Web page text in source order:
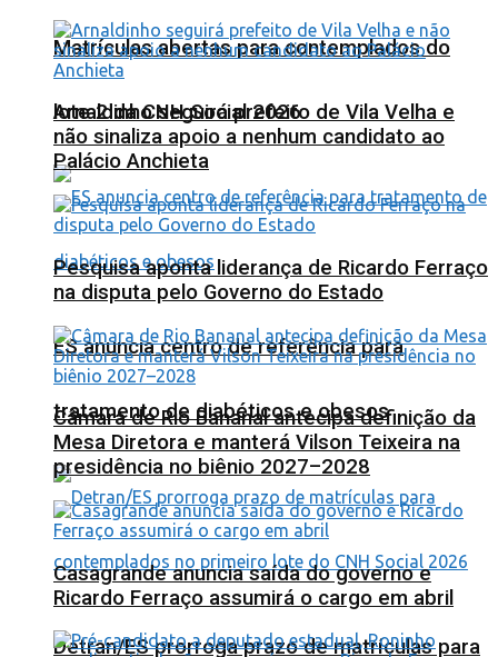
Matrículas abertas para contemplados do
lote 2 da CNH Social 2026
ES anuncia centro de referência para
tratamento de diabéticos e obesos
Detran/ES prorroga prazo de matrículas para
Arnaldinho seguirá prefeito de Vila Velha e
não sinaliza apoio a nenhum candidato ao
Palácio Anchieta
Pesquisa aponta liderança de Ricardo Ferraço
na disputa pelo Governo do Estado
Câmara de Rio Bananal antecipa definição da
Mesa Diretora e manterá Vilson Teixeira na
presidência no biênio 2027–2028
Casagrande anuncia saída do governo e
Ricardo Ferraço assumirá o cargo em abril